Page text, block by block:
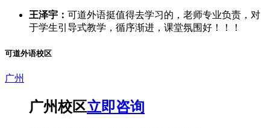
王泽宇： 可道外语挺值得去学习的，老师专业负责，对
于学生引导式教学，循序渐进，课堂氛围好！！！
可道外语校区
广州
广州校区立即咨询